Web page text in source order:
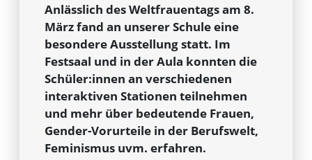
Anlässlich des Weltfrauentags am 8.
März fand an unserer Schule eine
besondere Ausstellung statt. Im
Festsaal und in der Aula konnten die
Schüler:innen an verschiedenen
interaktiven Stationen teilnehmen
und mehr über bedeutende Frauen,
Gender-Vorurteile in der Berufswelt,
Feminismus uvm. erfahren.